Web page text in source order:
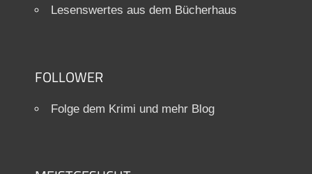
Lesenswertes aus dem Bücherhaus
FOLLOWER
Folge dem Krimi und mehr Blog